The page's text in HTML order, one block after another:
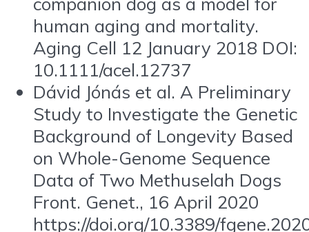
human aging and mortality.
Aging Cell 12 January 2018 DOI:
10.1111/acel.12737
Dávid Jónás et al. A Preliminary
Study to Investigate the Genetic
Background of Longevity Based
on Whole-Genome Sequence
Data of Two Methuselah Dogs
Front. Genet., 16 April 2020
https://doi.org/10.3389/